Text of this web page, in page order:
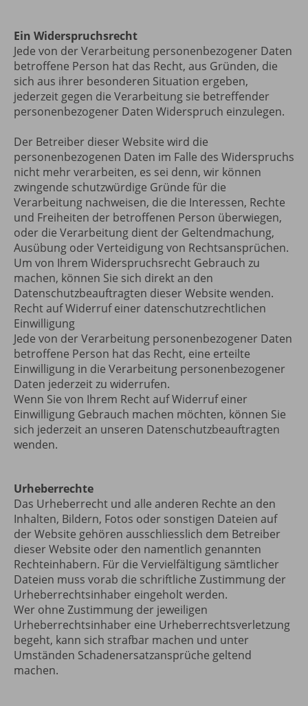
Ein Widerspruchsrecht
Jede von der Verarbeitung personenbezogener Daten
betroffene Person hat das Recht, aus Gründen, die
sich aus ihrer besonderen Situation ergeben,
jederzeit gegen die Verarbeitung sie betreffender
personenbezogener Daten Widerspruch einzulegen.
Der Betreiber dieser Website wird die
personenbezogenen Daten im Falle des Widerspruchs
nicht mehr verarbeiten, es sei denn, wir können
zwingende schutzwürdige Gründe für die
Verarbeitung nachweisen, die die Interessen, Rechte
und Freiheiten der betroffenen Person überwiegen,
oder die Verarbeitung dient der Geltendmachung,
Ausübung oder Verteidigung von Rechtsansprüchen.
Um von Ihrem Widerspruchsrecht Gebrauch zu
machen, können Sie sich direkt an den
Datenschutzbeauftragten dieser Website wenden.
Recht auf Widerruf einer datenschutzrechtlichen
Einwilligung
Jede von der Verarbeitung personenbezogener Daten
betroffene Person hat das Recht, eine erteilte
Einwilligung in die Verarbeitung personenbezogener
Daten jederzeit zu widerrufen.
Wenn Sie von Ihrem Recht auf Widerruf einer
Einwilligung Gebrauch machen möchten, können Sie
sich jederzeit an unseren Datenschutzbeauftragten
wenden.
Urheberrechte
Das Urheberrecht und alle anderen Rechte an den
Inhalten, Bildern, Fotos oder sonstigen Dateien auf
der Website gehören ausschliesslich dem Betreiber
dieser Website oder den namentlich genannten
Rechteinhabern. Für die Vervielfältigung sämtlicher
Dateien muss vorab die schriftliche Zustimmung der
Urheberrechtsinhaber eingeholt werden.
Wer ohne Zustimmung der jeweiligen
Urheberrechtsinhaber eine Urheberrechtsverletzung
begeht, kann sich strafbar machen und unter
Umständen Schadenersatzansprüche geltend
machen.